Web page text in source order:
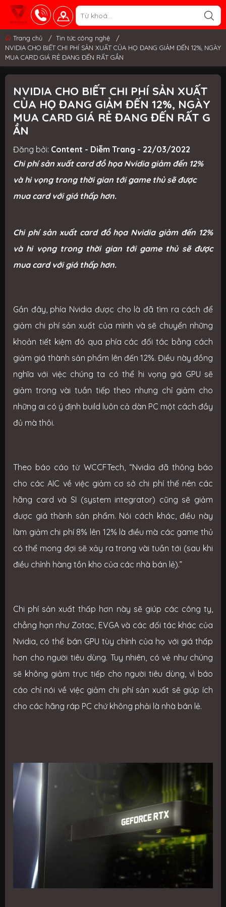
Trang chủ / Tin tức công nghệ
/
NVIDIA CHO BIẾT CHI PHÍ SẢN XUẤT CỦA HỌ ĐANG GIẢM ĐẾN 12%, NGÀY
MUA CARD GIÁ RẺ ĐANG ĐẾN RẤT GẦN
NVIDIA CHO BIẾT CHI PHÍ SẢN XUẤT
CỦA HỌ ĐANG GIẢM ĐẾN 12%, NGÀY
MUA CARD GIÁ RẺ ĐANG ĐẾN RẤT G
ẦN
Đăng bởi: Content - Diễm Trang - 22/03/2022
Chi phí sản xuất card đồ họa Nvidia giảm đến 12%
và hi vọng trong thời gian tới game thủ sẽ được
mua card với giá thấp hơn.
Chi phí sản xuất card đồ họa Nvidia giảm đến 12%
và hi vọng trong thời gian tới game thủ sẽ được
mua card với giá thấp hơn.
Gần đây, phía Nvidia được cho là đã tìm ra cách để
giảm chi phí sản xuất của mình và sẽ chuyển những
khoản tiết kiệm đó qua phía các đối tác bằng cách
giảm giá thành sản phẩm lên đến 12%. Điều này đồng
nghĩa với việc chúng ta có thể hi vọng giá GPU sẽ
giảm trong vài tuần tiếp theo nhưng chỉ giảm cho
những ai có ý định build luôn cả dàn PC một cách đầy
đủ mà thôi.
Theo báo cáo từ WCCFTech, “Nvidia đã thông báo
cho các AIC về việc giảm cơ sở chi phí thế nên các
hãng card và SI (system integrator) cũng sẽ giảm
được giá thành sản phẩm. Nói cách khác, điều này
làm giảm chi phí 8% lên 12% là điều mà các game thủ
có thể mong đợi sẽ xảy ra trong vài tuần tới (sau khi
điều chỉnh hàng tồn kho của các nhà bán lẻ).”
Chi phí sản xuất thấp hơn này sẽ giúp các công ty,
chẳng hạn như Zotac, EVGA và các đối tác khác của
Nvidia, có thể bán GPU tùy chỉnh của họ với giá thấp
hơn cho người tiêu dùng. Tuy nhiên, có vẻ như chúng
sẽ không giảm trực tiếp cho người tiêu dùng, vì báo
cáo chỉ nói về việc giảm chi phí sản xuất sẽ giúp ích
cho các hãng ráp PC chứ không phải là nhà bán lẻ.